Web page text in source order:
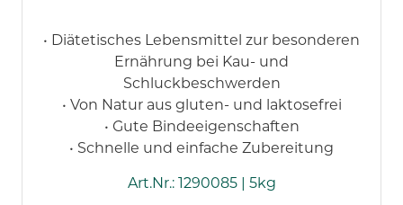
• Diätetisches Lebensmittel zur besonderen
Ernährung bei Kau- und
Schluckbeschwerden
• Von Natur aus gluten- und laktosefrei
• Gute Bindeeigenschaften
• Schnelle und einfache Zubereitung
Art.Nr.: 1290085 | 5kg